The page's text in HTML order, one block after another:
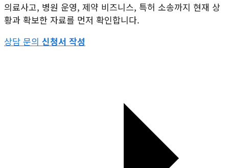
의료사고, 병원 운영, 제약 비즈니스, 특허 소송까지 현재 상
황과 확보한 자료를 먼저 확인합니다.
상담 문의 신청서 작성